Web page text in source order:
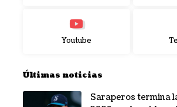
Youtube
Últimas noticias
Saraperos termina